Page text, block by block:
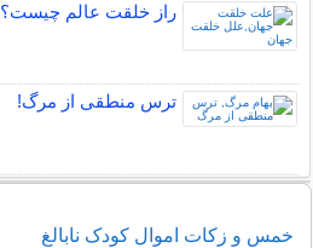
راز خلقت عالم چيست؟
ترس منطقی از مرگ!
خمس و زکات اموال کودک نابالغ